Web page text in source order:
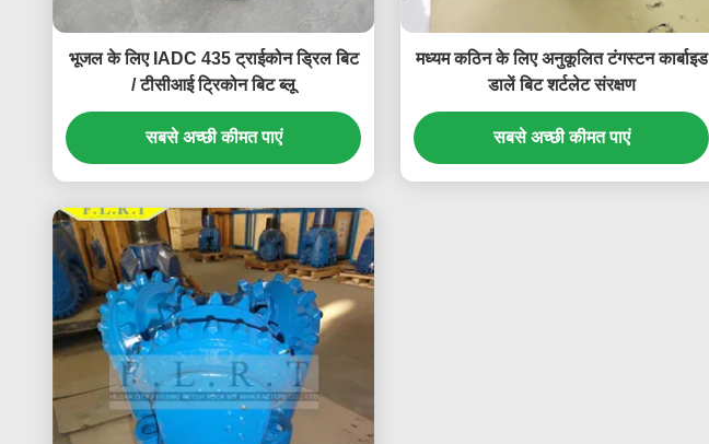
भूजल के लिए IADC 435 ट्राईकोन ड्रिल बिट
/ टीसीआई ट्रिकोन बिट ब्लू
सबसे अच्छी कीमत पाएं
मध्यम कठिन के लिए अनुकूलित टंगस्टन कार्बाइड
डालें बिट शर्टलेट संरक्षण
सबसे अच्छी कीमत पाएं